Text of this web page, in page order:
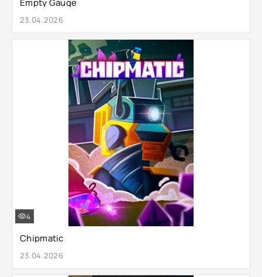
Empty Gauge
23.04.2026
Chipmatic
23.04.2026
4